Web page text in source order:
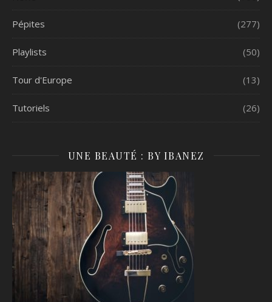
Pépites (277)
Playlists (50)
Tour d'Europe (13)
Tutoriels (26)
UNE BEAUTÉ : BY IBANEZ